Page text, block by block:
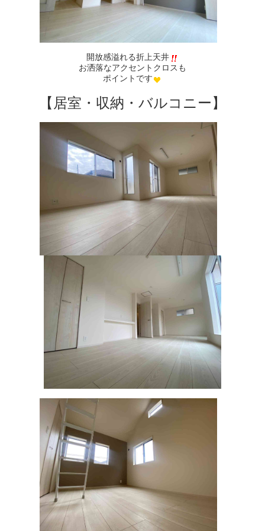
開放感溢れる折上天井
お洒落なアクセントクロスも
ポイントです
【居室・収納・バルコニー】